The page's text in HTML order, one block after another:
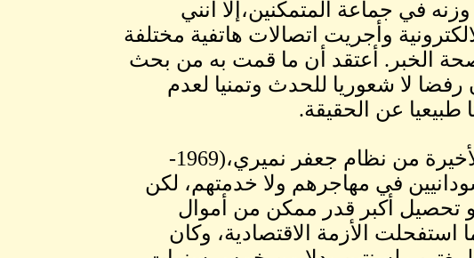
في جماعة المتمكنين،إلا أنني
وأجريت اتصالات هاتفية مختلفة
صحة الخبر. أعتقد أن ما قمت به من بحث
رفضا لا شعوريا للحدث وتمنيا لعدم
طبيعيا عن الحقيقة.
عندما تأسس جهاز المغتربين في السنوات الأخيرة من نظام جعفر نميري،(1969-
في مهاجرهم ولا خدمتهم، لكن
تحصيل أكبر قدر ممكن من أموال
استفحلت الأزمة الاقتصادية، وكان